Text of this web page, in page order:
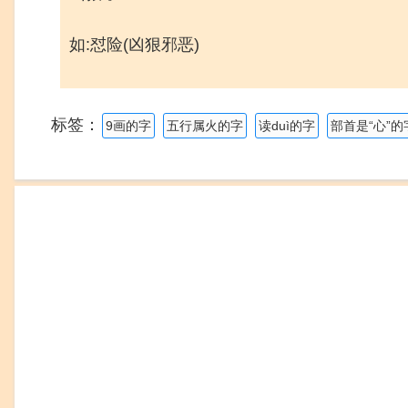
如:怼险(凶狠邪恶)
标签： 9画的字 五行属火的字 读duì的字 部首是“心”的